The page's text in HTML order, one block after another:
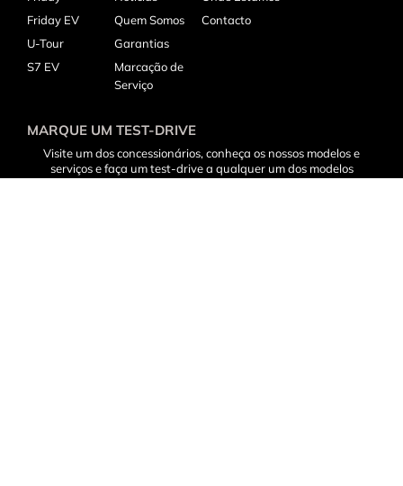
Friday EV
U-Tour
S7 EV
Quem Somos
Garantias
Marcação de
Serviço
Contacto
MARQUE UM TEST-DRIVE
Visite um dos concessionários, conheça os nossos modelos e
serviços e faça um test-drive a qualquer um dos modelos